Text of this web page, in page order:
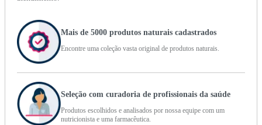
Mais de 5000 produtos naturais cadastrados
Encontre uma coleção vasta original de produtos naturais.
Seleção com curadoria de profissionais da saúde
Produtos escolhidos e analisados por nossa equipe com um
nutricionista e uma farmacêutica.